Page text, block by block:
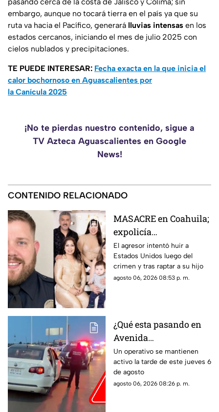
embargo, aunque no tocará tierra en el país ya que su
ruta va hacia el Pacífico, generará lluvias intensas en los
estados cercanos, iniciando el mes de julio 2025 con
cielos nublados y precipitaciones.
TE PUEDE INTERESAR: Fecha exacta en la que inicia el
calor bochornoso en Aguascalientes por
la Canícula 2025
¡No te pierdas nuestro contenido, sigue a
TV Azteca Aguascalientes en Google
News!
CONTENIDO RELACIONADO
MASACRE en Coahuila;
expolicía
estadounidense atacó a
la familia de su
expareja mexicana
luego de que le
familiar
El agresor intentó huir a
Estados Unidos luego del
crimen y tras raptar a su hijo
agosto 06, 2026 08:53 p. m.
¿Qué esta pasando en
Avenida
Aguascalientes?
Reportan persecución y
accidente vehicular
Un operativo se mantienen
activo la tarde de este jueves 6
de agosto
agosto 06, 2026 08:26 p. m.